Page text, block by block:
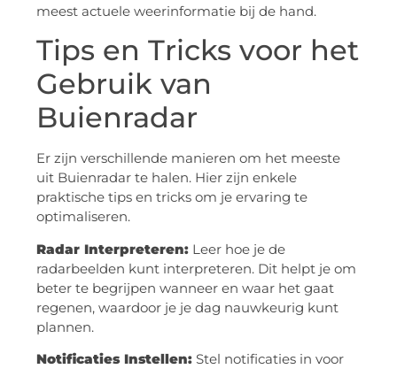
meest actuele weerinformatie bij de hand.
Tips en Tricks voor het
Gebruik van
Buienradar
Er zijn verschillende manieren om het meeste
uit Buienradar te halen. Hier zijn enkele
praktische tips en tricks om je ervaring te
optimaliseren.
Radar Interpreteren: Leer hoe je de
radarbeelden kunt interpreteren. Dit helpt je om
beter te begrijpen wanneer en waar het gaat
regenen, waardoor je je dag nauwkeurig kunt
plannen.
Notificaties Instellen: Stel notificaties in voor